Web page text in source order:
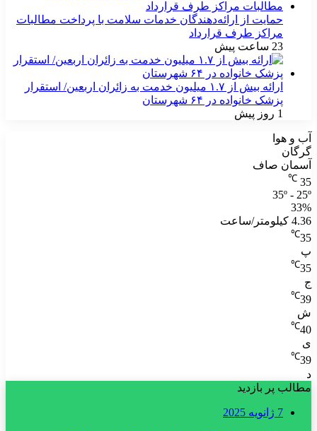
حمایت از ارائه‌دهندگان خدمات سلامت با پرداخت مطالبات
مراکز طرف قرارداد
23 ساعت پیش
ارائه بیش از ۱.۷ میلیون خدمت به زائران اربعین/ استقرار
پزشک خانواده در ۶۴ شهرستان
1 روز پیش
آب و هوا
گرگان
آسمان صاف
35
℃
35º - 25º
33%
4.36 کیلومتر/ساعت
35
℃
پ
35
℃
ج
39
℃
ش
40
℃
ی
39
℃
د
مطالب پر بازدید
7 ژانویه 2025